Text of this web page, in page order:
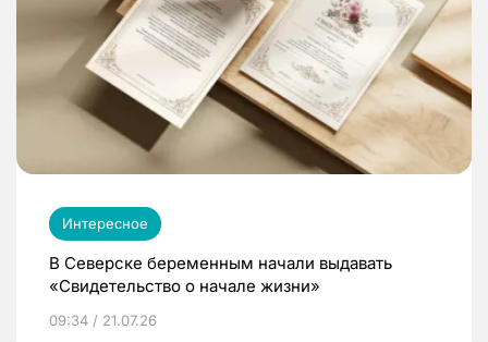
Интересное
В Северске беременным начали выдавать
«Свидетельство о начале жизни»
09:34 / 21.07.26